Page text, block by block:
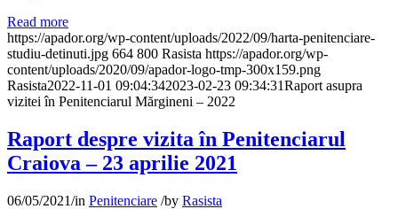
Read more
https://apador.org/wp-content/uploads/2022/09/harta-penitenciare-
studiu-detinuti.jpg 664 800 Rasista https://apador.org/wp-
content/uploads/2020/09/apador-logo-tmp-300x159.png
Rasista2022-11-01 09:04:342023-02-23 09:34:31Raport asupra
vizitei în Penitenciarul Mărgineni – 2022
Raport despre vizita în Penitenciarul
Craiova – 23 aprilie 2021
06/05/2021/in Penitenciare /by Rasista